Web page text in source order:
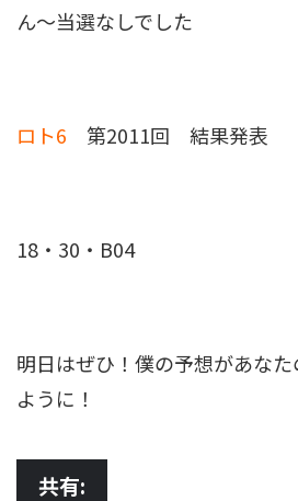
ん〜当選なしでした
ロト6 第2011回 結果発表
18・30・B04
明日はぜひ！僕の予想があな
ように！
共有: